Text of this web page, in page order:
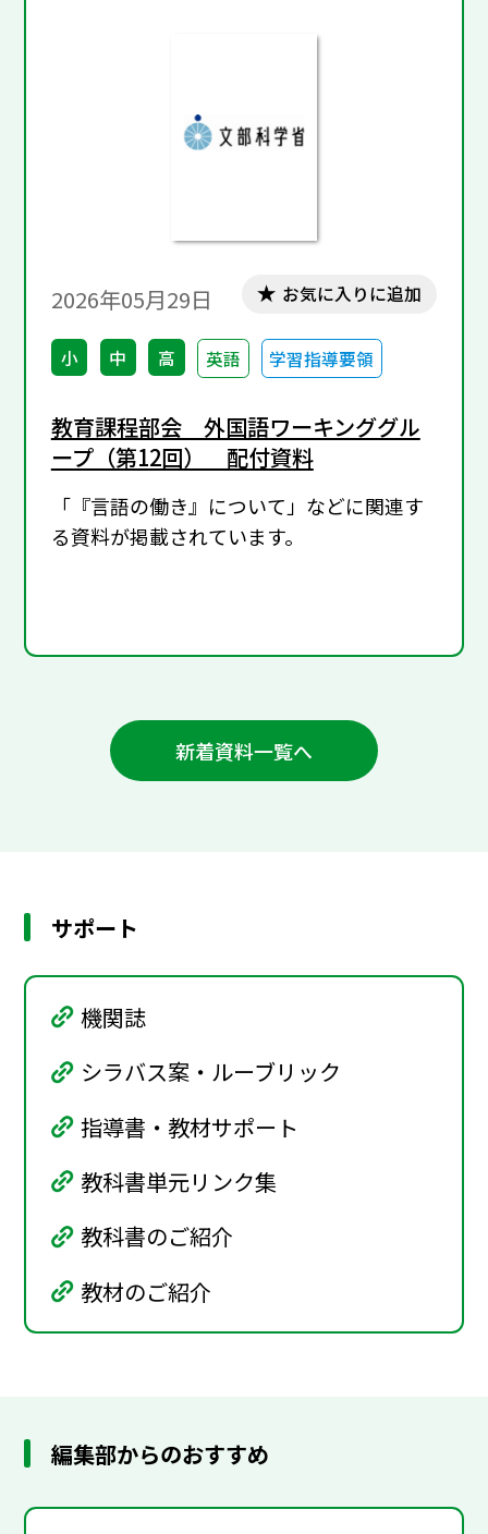
2026年05月29日
小 中 高 英語 学習指導要領
お気に入りに追加
教育課程部会 外国語ワーキンググル
ープ（第12回） 配付資料
「『言語の働き』について」などに関連す
る資料が掲載されています。
新着資料一覧へ
サポート
機関誌
シラバス案・ルーブリック
指導書・教材サポート
教科書単元リンク集
教科書のご紹介
教材のご紹介
編集部からのおすすめ